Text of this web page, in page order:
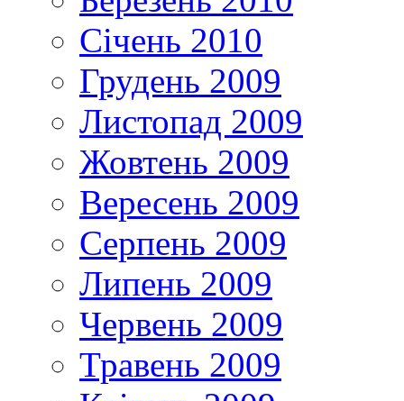
Січень 2010
Грудень 2009
Листопад 2009
Жовтень 2009
Вересень 2009
Серпень 2009
Липень 2009
Червень 2009
Травень 2009